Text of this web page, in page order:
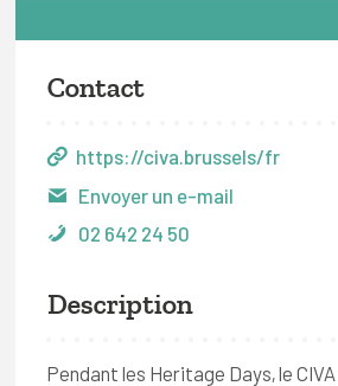
Contact
https://civa.brussels/fr
Envoyer un e-mail
02 642 24 50
Description
Pendant les Heritage Days, le